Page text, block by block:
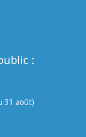
:
31 août)